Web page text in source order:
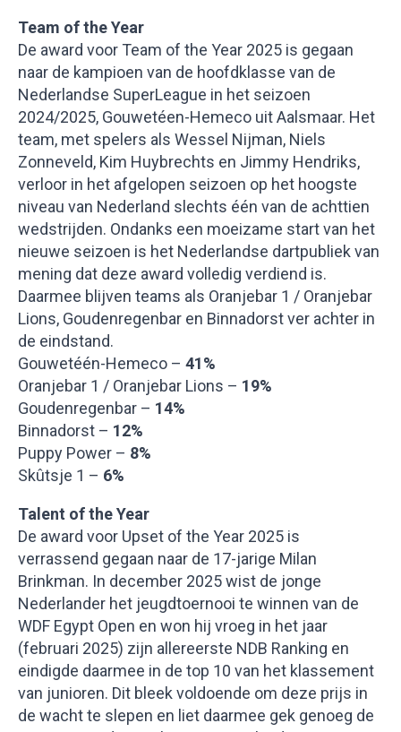
Team of the Year
De award voor Team of the Year 2025 is gegaan
naar de kampioen van de hoofdklasse van de
Nederlandse SuperLeague in het seizoen
2024/2025, Gouwetéen-Hemeco uit Aalsmaar. Het
team, met spelers als Wessel Nijman, Niels
Zonneveld, Kim Huybrechts en Jimmy Hendriks,
verloor in het afgelopen seizoen op het hoogste
niveau van Nederland slechts één van de achttien
wedstrijden. Ondanks een moeizame start van het
nieuwe seizoen is het Nederlandse dartpubliek van
mening dat deze award volledig verdiend is.
Daarmee blijven teams als Oranjebar 1 / Oranjebar
Lions, Goudenregenbar en Binnadorst ver achter in
de eindstand.
Gouwetéén-Hemeco – 41%
Oranjebar 1 / Oranjebar Lions – 19%
Goudenregenbar – 14%
Binnadorst – 12%
Puppy Power – 8%
Skûtsje 1 – 6%
Talent of the Year
De award voor Upset of the Year 2025 is
verrassend gegaan naar de 17-jarige Milan
Brinkman. In december 2025 wist de jonge
Nederlander het jeugdtoernooi te winnen van de
WDF Egypt Open en won hij vroeg in het jaar
(februari 2025) zijn allereerste NDB Ranking en
eindigde daarmee in de top 10 van het klassement
van junioren. Dit bleek voldoende om deze prijs in
de wacht te slepen en liet daarmee gek genoeg de